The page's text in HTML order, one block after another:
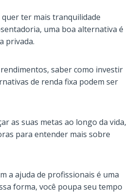
quer ter mais tranquilidade
uma boa alternativa é
privada.
saber como investir
de renda fixa podem ser
as suas metas ao longo da vida,
para entender mais sobre
a ajuda de profissionais é uma
forma, você poupa seu tempo